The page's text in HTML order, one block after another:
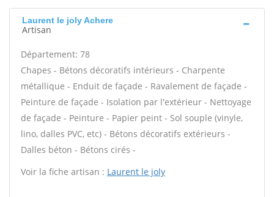
Laurent le joly Achere
Artisan
Département: 78
Chapes - Bétons décoratifs intérieurs - Charpente
métallique - Enduit de façade - Ravalement de façade -
Peinture de façade - Isolation par l'extérieur - Nettoyage
de façade - Peinture - Papier peint - Sol souple (vinyle,
lino, dalles PVC, etc) - Bétons décoratifs extérieurs -
Dalles béton - Bétons cirés -
Voir la fiche artisan : Laurent le joly